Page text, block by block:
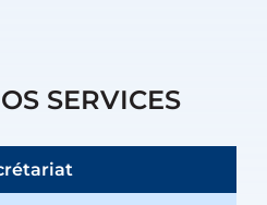
SERVICES